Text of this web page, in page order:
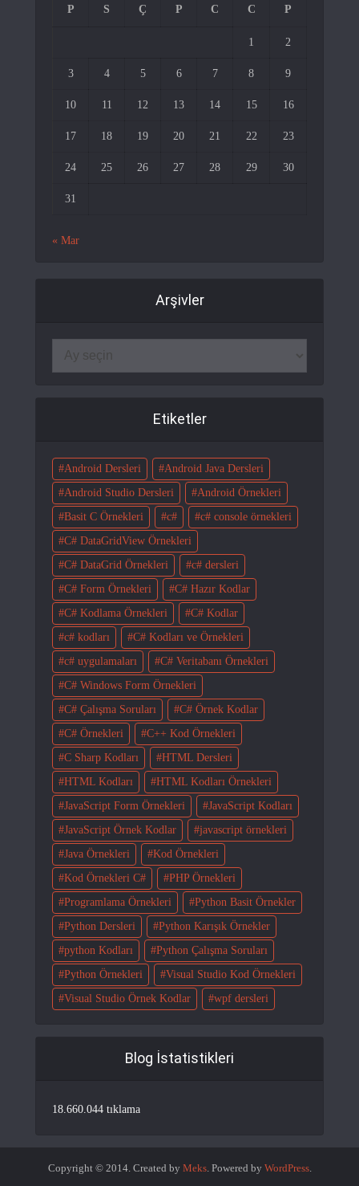
P S Ç P C C P
1 2
3 4 5 6 7 8 9
10 11 12 13 14 15 16
17 18 19 20 21 22 23
24 25 26 27 28 29 30
31
« Mar
Arşivler
Etiketler
Android Dersleri
Android Java Dersleri
Android Studio Dersleri
Android Örnekleri
Basit C Örnekleri
c#
c# console örnekleri
C# DataGridView Örnekleri
C# DataGrid Örnekleri
c# dersleri
C# Form Örnekleri
C# Hazır Kodlar
C# Kodlama Örnekleri
C# Kodlar
c# kodları
C# Kodları ve Örnekleri
c# uygulamaları
C# Veritabanı Örnekleri
C# Windows Form Örnekleri
C# Çalışma Soruları
C# Örnek Kodlar
C# Örnekleri
C++ Kod Örnekleri
C Sharp Kodları
HTML Dersleri
HTML Kodları
HTML Kodları Örnekleri
JavaScript Form Örnekleri
JavaScript Kodları
JavaScript Örnek Kodlar
javascript örnekleri
Java Örnekleri
Kod Örnekleri
Kod Örnekleri C#
PHP Örnekleri
Programlama Örnekleri
Python Basit Örnekler
Python Dersleri
Python Karışık Örnekler
python Kodları
Python Çalışma Soruları
Python Örnekleri
Visual Studio Kod Örnekleri
Visual Studio Örnek Kodlar
wpf dersleri
Blog İstatistikleri
18.660.044 tıklama
Copyright © 2014. Created by Meks. Powered by WordPress.